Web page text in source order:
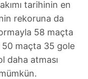
tarihinin en
rekoruna da
58 maçta
maçta 35 gole
daha atması